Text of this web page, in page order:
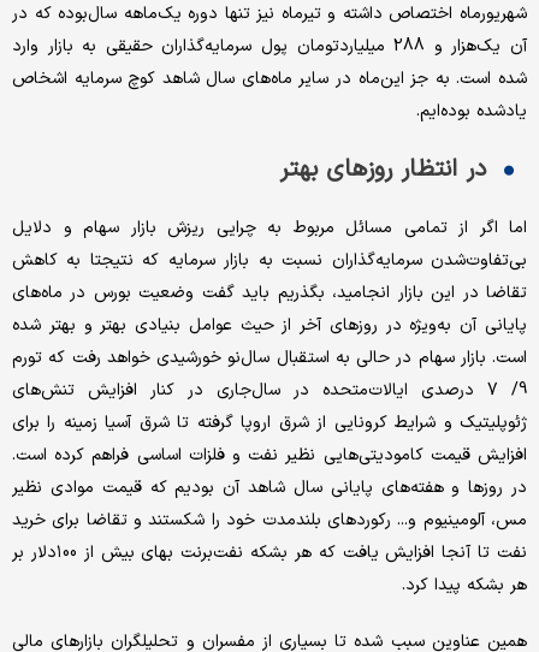
شهریور‌ماه اختصاص داشته و تیر‌ماه نیز تنها دوره یک‌ماهه سال‌بوده که در
آن یک‌هزار و 288 میلیارد‌تومان پول سرمایه‌‌‌‌‌‌گذاران حقیقی به بازار وارد
شده است. به جز این‌ماه در سایر‌ ماه‌های سال ‌شاهد کوچ سرمایه اشخاص
یاد‌شده بوده‌‌‌‌‌‌ایم.
در انتظار روزهای بهتر
اما اگر از تمامی مسائل مربوط به چرایی ریزش بازار سهام و دلایل
بی‌‌‌‌‌‌تفاوت‌شدن سرمایه‌‌‌‌‌‌‌گذاران نسبت به بازار سرمایه که نتیجتا به کاهش
تقاضا در این بازار انجامید، بگذریم باید گفت وضعیت بورس در ‌ماه‌های
پایانی آن به‌‌‌‌‌‌ویژه در روزهای آخر از حیث عوامل بنیادی بهتر و بهتر شده
است. بازار سهام در حالی به استقبال سال‌نو خورشیدی خواهد رفت که تورم
9/ 7 درصدی ایالات‌متحده در سال‌جاری در کنار افزایش تنش‌های
ژئوپلیتیک و شرایط کرونایی از شرق اروپا گرفته تا شرق آسیا زمینه را برای
افزایش قیمت کامودیتی‌‌‌‌‌‌هایی نظیر نفت و فلزات اساسی فراهم کرده است.
در روزها و هفته‌‌‌‌‌‌های پایانی سال ‌شاهد آن بودیم که قیمت موادی نظیر
مس، آلومینیوم و... رکورد‌‌‌‌‌‌های بلندمدت خود را شکستند و تقاضا برای خرید
نفت تا آنجا افزایش یافت که هر بشکه نفت‌برنت بهای بیش از ۱00دلار بر
هر بشکه پیدا کرد.
همین عناوین سبب شده تا بسیاری از مفسران و تحلیلگران بازار‌‌‌‌‌‌های مالی